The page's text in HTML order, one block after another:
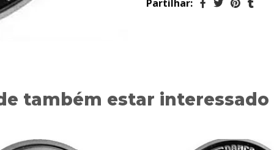
Partilhar:
também estar interessado